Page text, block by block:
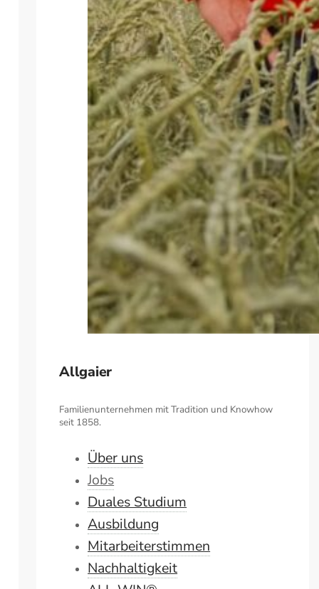
Allgaier
Familienunternehmen mit Tradition und Knowhow
seit 1858.
Über uns
Jobs
Duales Studium
Ausbildung
Mitarbeiterstimmen
Nachhaltigkeit